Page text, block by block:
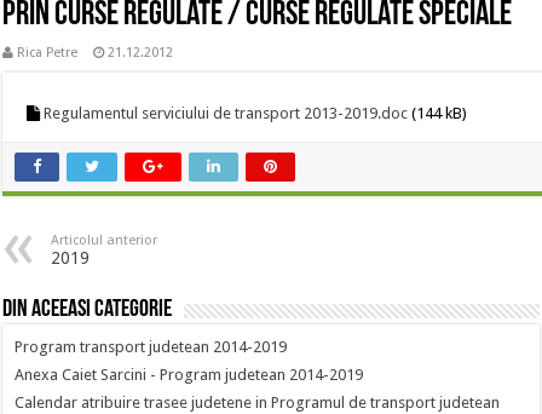
prin curse regulate / curse regulate speciale
Rica Petre 21.12.2012
Regulamentul serviciului de transport 2013-2019.doc (144 kB)
Articolul anterior
2019
Din aceeasi categorie
Program transport judetean 2014-2019
Anexa Caiet Sarcini - Program judetean 2014-2019
Calendar atribuire trasee judetene in Programul de transport judetean